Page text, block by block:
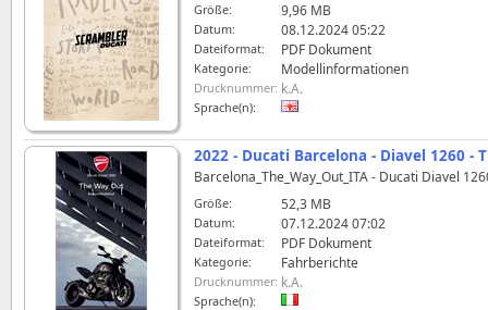
Größe: 9,96 MB
Datum: 08.12.2024 05:22
Dateiformat: PDF Dokument
Kategorie: Modellinformationen
Drucknummer: k.A.
Sprache(n):
2022 - Ducati Barcelona - Diavel 1260 -
Barcelona_The_Way_Out_ITA - Ducati Diavel
Größe: 52,3 MB
Datum: 07.12.2024 07:02
Dateiformat: PDF Dokument
Kategorie: Fahrberichte
Drucknummer: k.A.
Sprache(n):